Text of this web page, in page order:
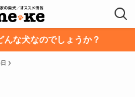
んな犬なのでしょうか？